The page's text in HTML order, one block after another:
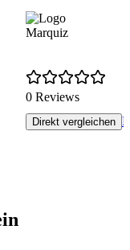
Marquiz
0 Reviews
Direkt vergleichen